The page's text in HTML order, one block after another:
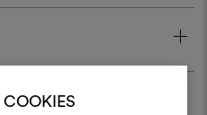
COOKIES